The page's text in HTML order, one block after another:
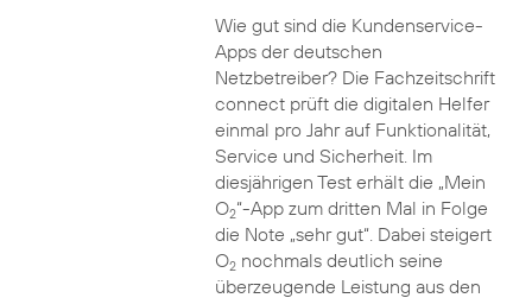
Wie gut sind die Kundenservice-
Apps der deutschen
Netzbetreiber? Die Fachzeitschrift
connect prüft die digitalen Helfer
einmal pro Jahr auf Funktionalität,
Service und Sicherheit. Im
diesjährigen Test erhält die „Mein
O2“-App zum dritten Mal in Folge
die Note „sehr gut“. Dabei steigert
O2nochmals deutlich seine
überzeugende Leistung aus den